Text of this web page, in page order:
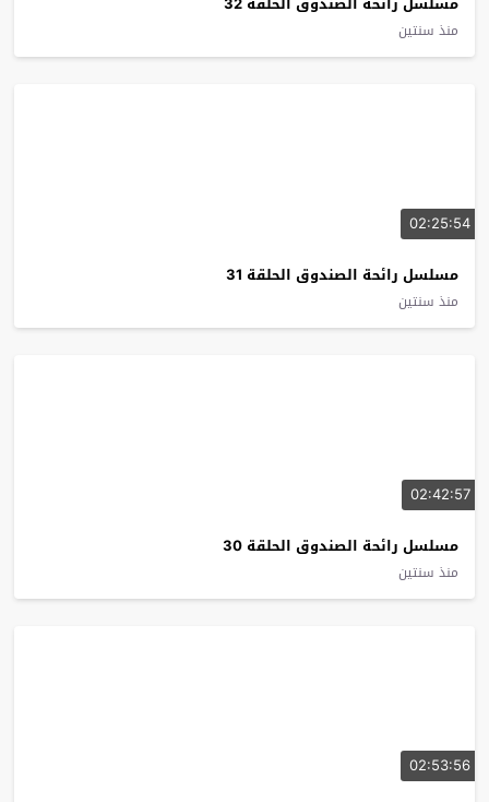
منذ سنتين
02:25:54
مسلسل رائحة الصندوق الحلقة 31
منذ سنتين
02:42:57
مسلسل رائحة الصندوق الحلقة 30
منذ سنتين
02:53:56